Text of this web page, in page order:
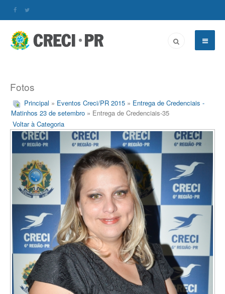
Fotos
Principal » Eventos Creci/PR 2015 » Entrega de Credenciais -
Matinhos 23 de setembro » Entrega de Credenciais-35
Voltar à Categoria